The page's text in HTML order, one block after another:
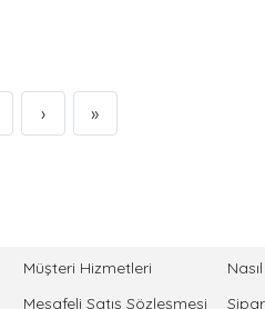
› »
Müşteri Hizmetleri
Mesafeli Satış Sözleşmesi